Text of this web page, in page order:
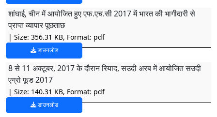
शांघाई, चीन में आयोजित हुए एफ.एच.सी 2017 में भारत की भागीदारी से
प्राप्त व्यापार पूछताछ
| Size: 356.31 KB, Format: pdf
डाउनलोड
8 से 11 अक्टूबर, 2017 के दौरान रियाद, सउदी अरब में आयोजित सउदी
एग्रो फूड 2017
| Size: 140.31 KB, Format: pdf
डाउनलोड